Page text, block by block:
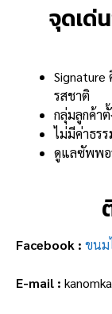
จุดเด่
รสชาติ
กลุ่มลูกค้า
ไม่มีค่าธร
ดูแลซัพพอ
Facebook : ขนม
E-mail :